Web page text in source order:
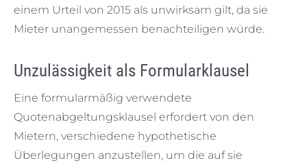
einem Urteil von 2015 als unwirksam gilt, da sie
Mieter unangemessen benachteiligen würde.
Unzulässigkeit als Formularklausel
Eine formularmäßig verwendete
Quotenabgeltungsklausel erfordert von den
Mietern, verschiedene hypothetische
Überlegungen anzustellen, um die auf sie